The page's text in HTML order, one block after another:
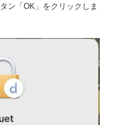
ン「OK」をクリックしま